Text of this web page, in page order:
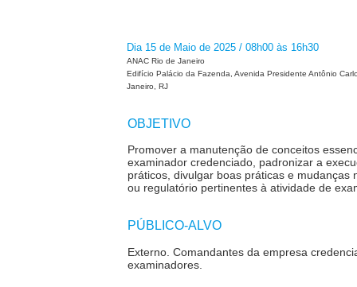
Dia 15 de Maio de 2025 / 08h00 às 16h30
ANAC Rio de Janeiro
Edifício Palácio da Fazenda, Avenida Presidente Antônio
Janeiro, RJ
OBJETIVO
Promover a manutenção de conceitos
examinador credenciado, padronizar a
práticos, divulgar boas práticas e mudanças
ou regulatório pertinentes à atividade de
PÚBLICO-ALVO
Externo.Comandantes da empresa
examinadores.